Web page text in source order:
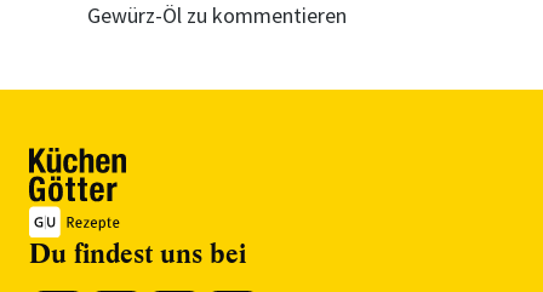
Gewürz-Öl zu kommentieren
Du findest uns bei